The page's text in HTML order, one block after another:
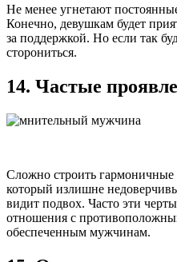
Не менее угнетают
Конечно, девушкам будет
за поддержкой. Но если так
сторониться.
14. Частые
Сложно строить гармоничные
который излишне
видит подвох. Часто эти
отношения с
обеспеченным мужчинам.